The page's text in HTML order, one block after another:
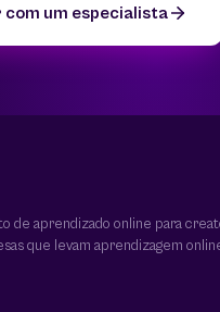
com um especialista
de aprendizado online para
que levam aprendizagem